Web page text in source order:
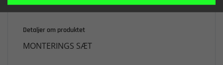
Detaljer om produktet
MONTERINGS SÆT